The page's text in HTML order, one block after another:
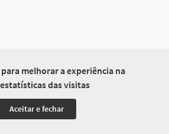
melhorar a experiência na
das visitas
Aceitar e fechar